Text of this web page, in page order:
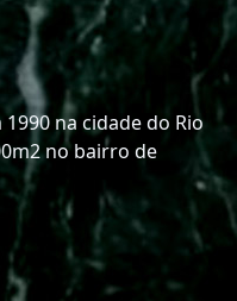
na cidade do Rio
no bairro de